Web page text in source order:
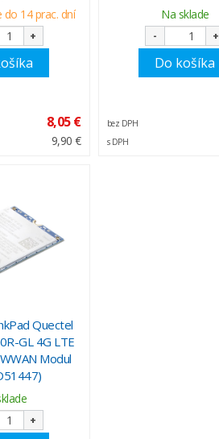
14 prac. dní
+
8,05 €
9,90 €
Na sklade
- +
Do košíka
bez DPH
s DPH
Quectel
GL 4G LTE
Modul
+